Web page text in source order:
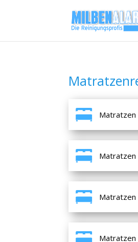
Matratzen
Matratzen
Matratzen
Matratzen